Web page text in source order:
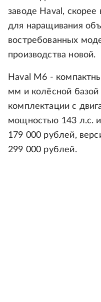
заводе Haval, скорее
для наращивания
востребованных
производства новой.
Haval M6 -
мм и колёсной
комплектации с
мощностью 143 л.с.
179 000 рублей,
299 000 рублей.